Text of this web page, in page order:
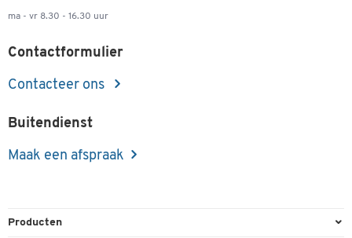
ma - vr 8.30 - 16.30 uur
Contactformulier
Contacteer ons
Buitendienst
Maak een afspraak
Producten